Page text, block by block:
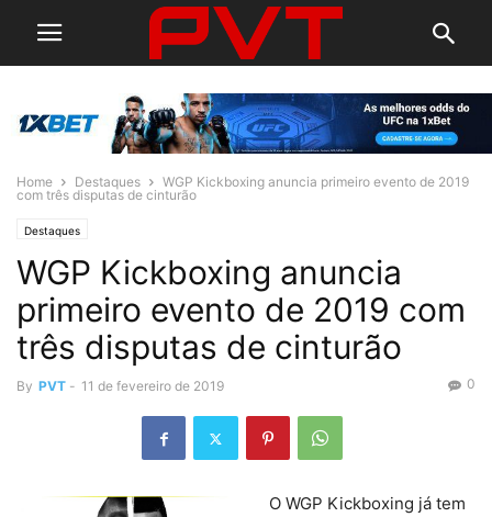
Home Destaques
WGP Kickboxing anuncia primeiro evento de 2019
com três disputas de cinturão
Destaques
WGP Kickboxing anuncia
primeiro evento de 2019 com
três disputas de cinturão
By PVT - 11 de fevereiro de 2019 0
O WGP Kickboxing já tem